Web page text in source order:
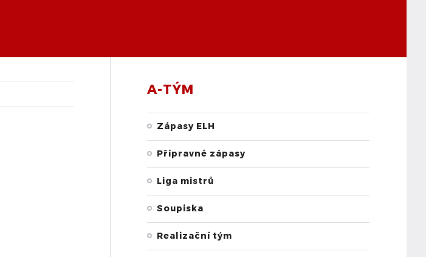
A-TÝM
Zápasy ELH
Přípravné zápasy
Liga mistrů
Soupiska
Realizační tým